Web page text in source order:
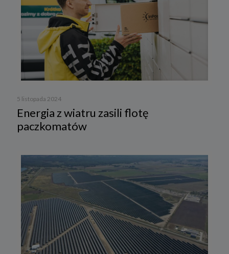
5 listopada 2024
Energia z wiatru zasili flotę
paczkomatów